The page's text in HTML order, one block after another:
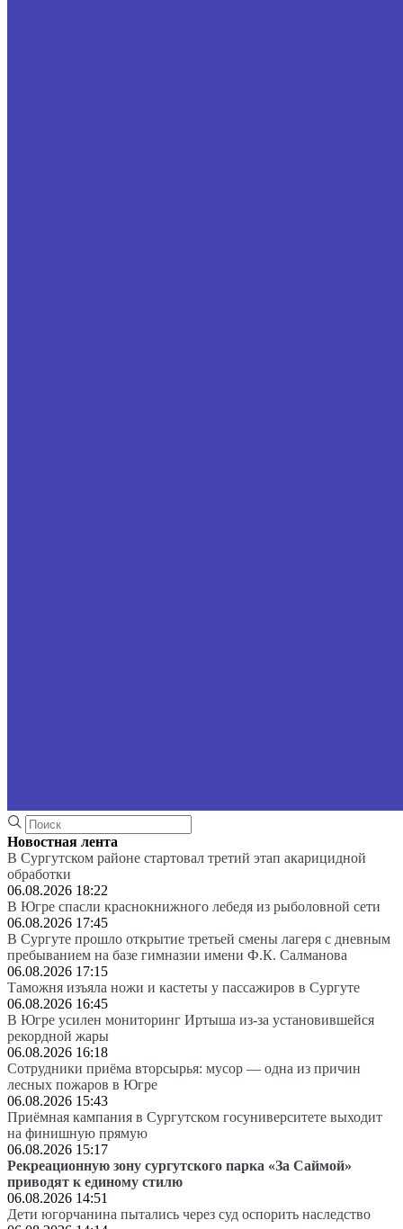
Новостная лента
В Сургутском районе стартовал третий этап акарицидной
обработки
06.08.2026 18:22
В Югре спасли краснокнижного лебедя из рыболовной сети
06.08.2026 17:45
В Сургуте прошло открытие третьей смены лагеря с дневным
пребыванием на базе гимназии имени Ф.К. Салманова
06.08.2026 17:15
Таможня изъяла ножи и кастеты у пассажиров в Сургуте
06.08.2026 16:45
В Югре усилен мониторинг Иртыша из-за установившейся
рекордной жары
06.08.2026 16:18
Сотрудники приёма вторсырья: мусор — одна из причин
лесных пожаров в Югре
06.08.2026 15:43
Приёмная кампания в Сургутском госуниверситете выходит
на финишную прямую
06.08.2026 15:17
Рекреационную зону сургутского парка «За Саймой»
приводят к единому стилю
06.08.2026 14:51
Дети югорчанина пытались через суд оспорить наследство